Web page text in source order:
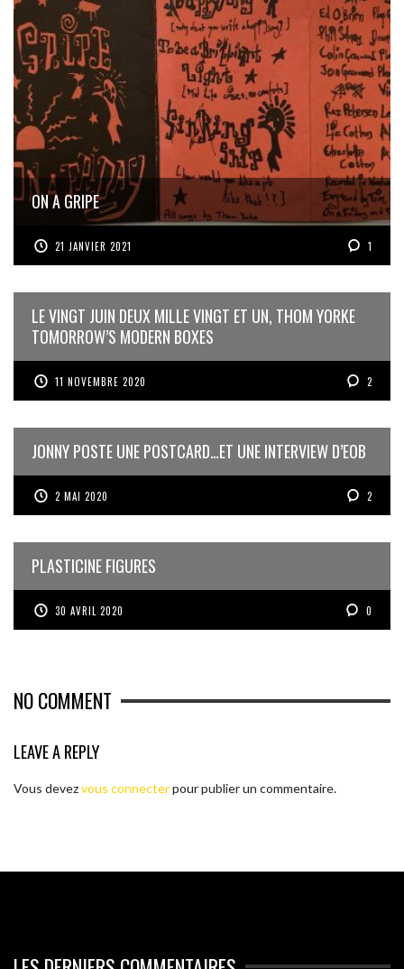
ON A GRIPE
21 JANVIER 2021 1
LE VINGT JUIN DEUX MILLE VINGT ET UN, THOM YORKE
TOMORROW’S MODERN BOXES
11 NOVEMBRE 2020 2
JONNY POSTE UNE POSTCARD…ET UNE INTERVIEW D’EOB
2 MAI 2020 2
PLASTICINE FIGURES
30 AVRIL 2020 0
NO COMMENT
LEAVE A REPLY
Vous devezvous connecterpour publier un commentaire.